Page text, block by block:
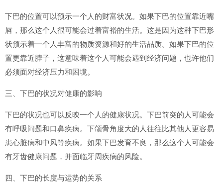
下巴的位置可以预示一个人的财富状况。如果下巴的位置靠近嘴
唇，那么这个人很可能会过着富裕的生活。这是因为这种下巴形
状预示着一个人丰富的物质资源和好的生活品质。如果下巴的位
置更靠近脖子，这意味着这个人可能会遇到经济问题，也许他们
必须面对经济压力和困境。
三、下巴的状况对健康的影响
下巴的状况也可以反映一个人的健康状况。下巴前突的人可能会
有呼吸问题和口鼻疾病。下颌骨角度大的人往往比其他人更容易
患心脏病和中风等疾病。如果下巴发育不良，那么这个人可能会
有牙齿健康问题，并面临牙周疾病的风险。
四、下巴的长度与运势的关系